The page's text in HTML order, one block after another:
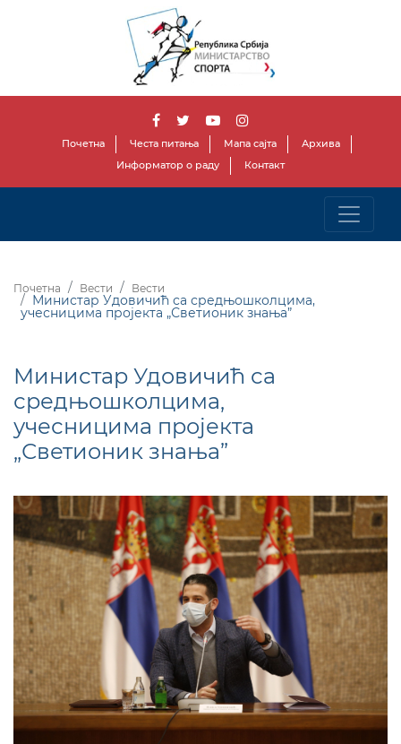
Почетна Честа питања Мапа сајта
Архива
Информатор о раду
Контакт
Почетна Вести Вести
Министар Удовичић са средњошколцима,
учесницима пројекта „Светионик знања”
Министар Удовичић са
средњошколцима,
учесницима пројекта
„Светионик знања”